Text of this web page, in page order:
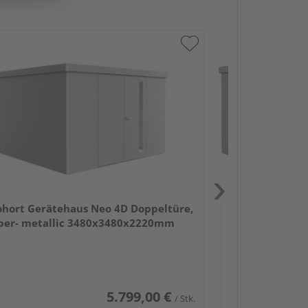
Gerätehaus Neo 4D Doppeltüre,
metallic 3480x3480x2220mm
5.799,00 € / Stk.